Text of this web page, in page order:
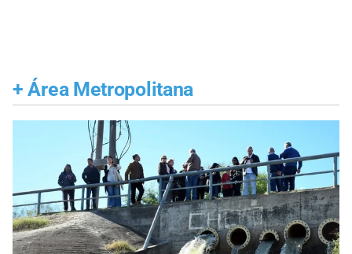
+ Área Metropolitana